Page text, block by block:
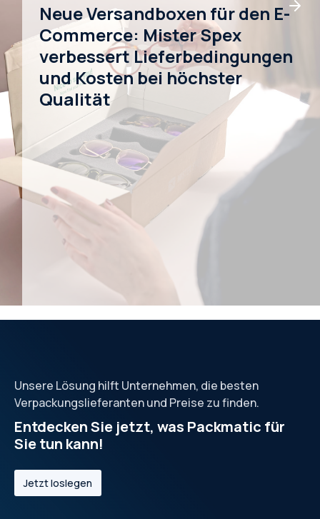
Neue Versandboxen für den E-
Commerce: Mister Spex
verbessert Lieferbedingungen
und Kosten bei höchster
Qualität
Unsere Lösung hilft Unternehmen, die besten
Verpackungslieferanten und Preise zu finden.
Entdecken Sie jetzt, was Packmatic für
Sie tun kann!
Jetzt loslegen